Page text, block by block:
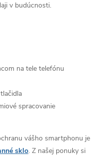
v budúcnosti.
na tele telefónu
spracovanie
vášho smartphonu je
sklo. Z našej ponuky si